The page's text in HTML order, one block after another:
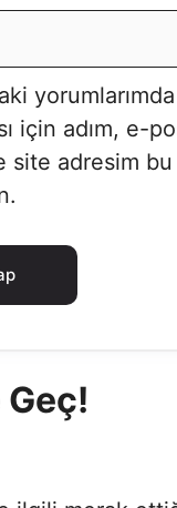
yorumlarımda
için adım, e-
site adresim bu